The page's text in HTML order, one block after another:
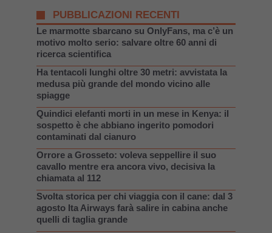
PUBBLICAZIONI RECENTI
Le marmotte sbarcano su OnlyFans, ma c’è un
motivo molto serio: salvare oltre 60 anni di
ricerca scientifica
Ha tentacoli lunghi oltre 30 metri: avvistata la
medusa più grande del mondo vicino alle
spiagge
Quindici elefanti morti in un mese in Kenya: il
sospetto è che abbiano ingerito pomodori
contaminati dal cianuro
Orrore a Grosseto: voleva seppellire il suo
cavallo mentre era ancora vivo, decisiva la
chiamata al 112
Svolta storica per chi viaggia con il cane: dal 3
agosto Ita Airways farà salire in cabina anche
quelli di taglia grande